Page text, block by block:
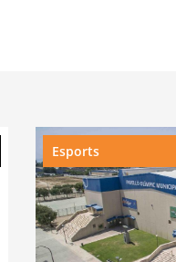
Esports